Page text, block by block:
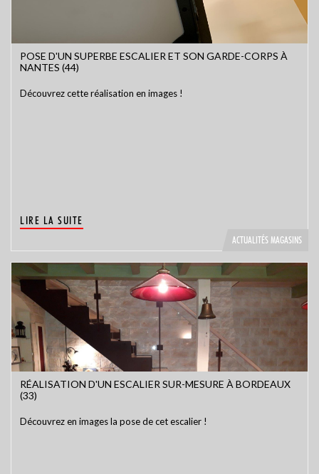
POSE D'UN SUPERBE ESCALIER ET SON GARDE-CORPS À
NANTES (44)
Découvrez cette réalisation en images !
LIRE LA SUITE
ACTUALITÉS MAGASINS
RÉALISATION D'UN ESCALIER SUR-MESURE À BORDEAUX
(33)
Découvrez en images la pose de cet escalier !